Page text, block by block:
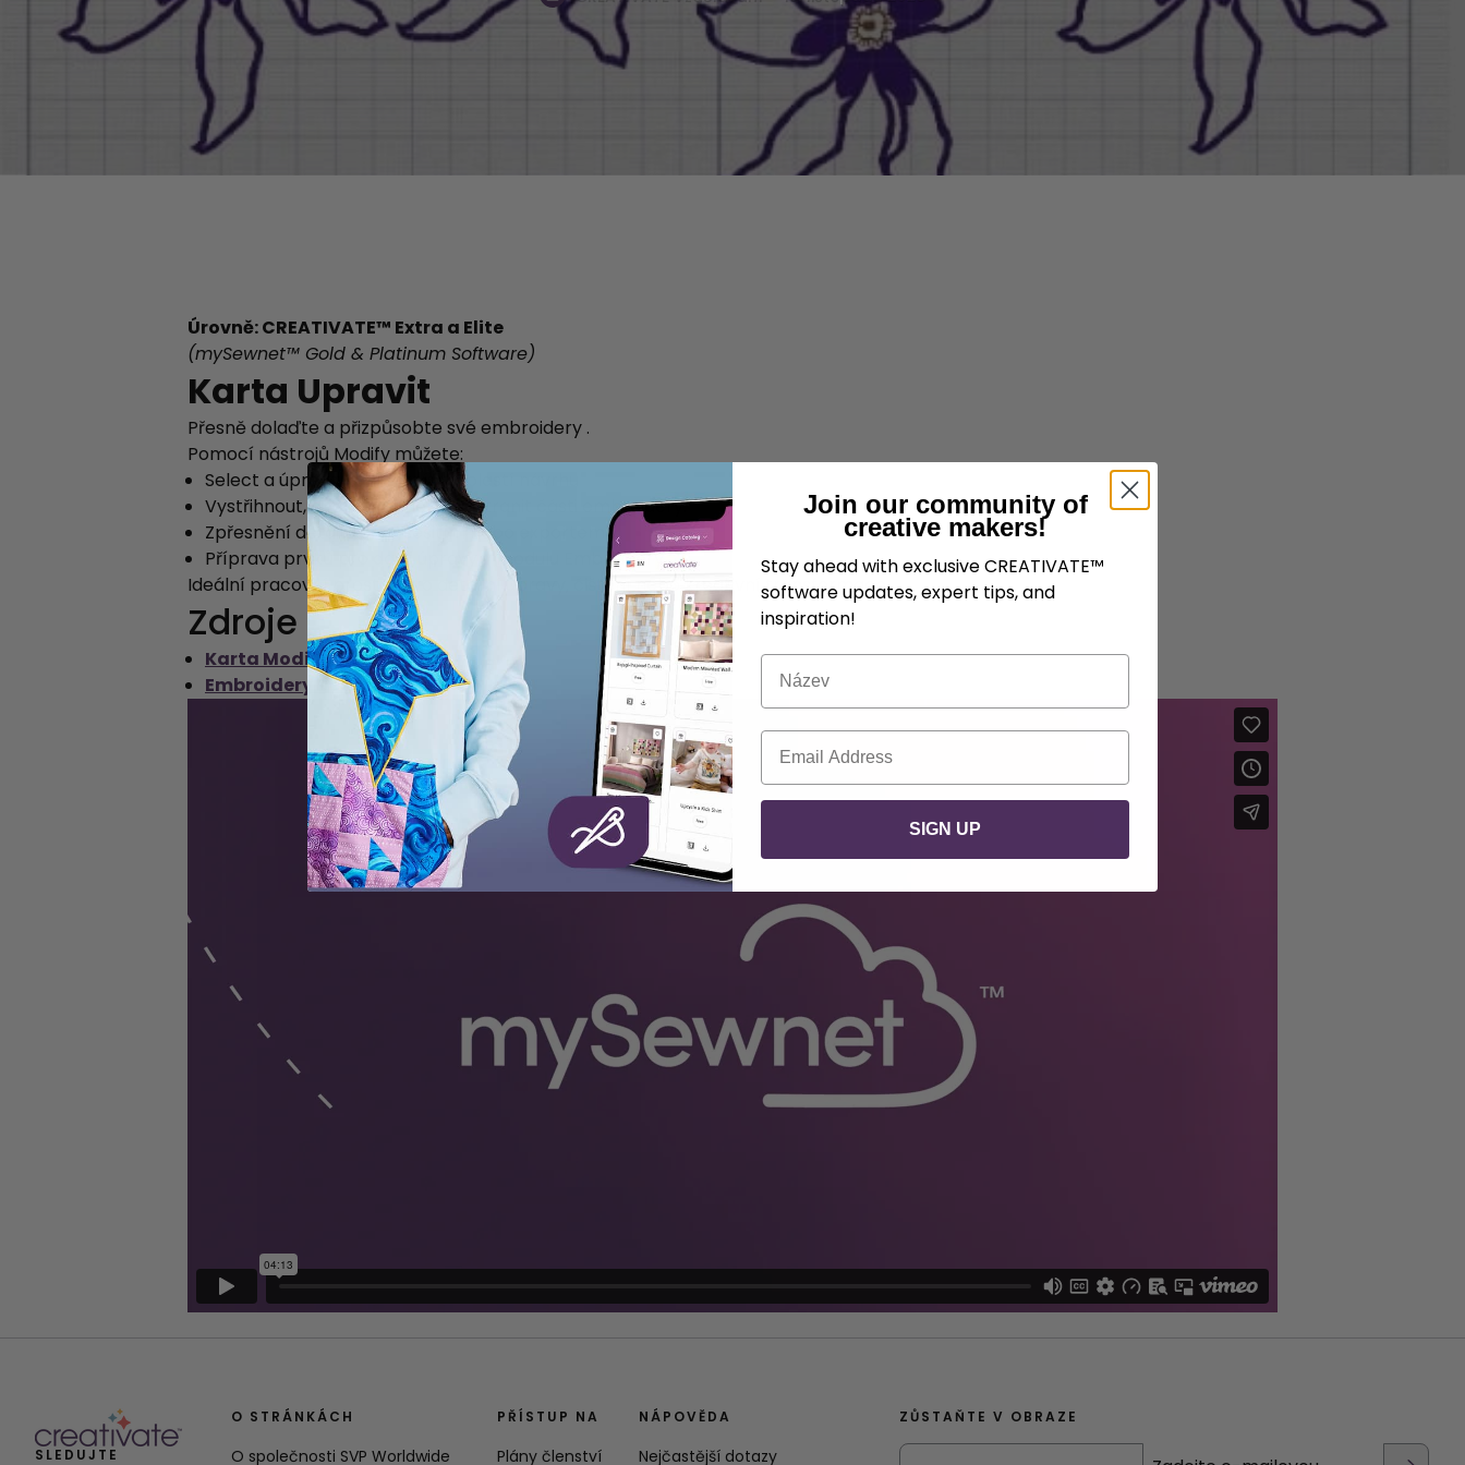
Úrovně: CREATIVATE™ Extra a Elite
(mySewnet™ Gold & Platinum Software)
Karta Upravit
Přesně dolaďte a přizpůsobte své embroidery .
Pomocí nástrojů Modify můžete:
Select a úprava konkrétních oblastí návrhu
Vystřihnout, duplikovat nebo odstranit části embroidery.
Zpřesnění detailů před sešitím nebo exportem
Příprava prvků pro další úpravy v modulu Embroidery
Ideální pracovní prostor pro detailní úpravy, čištění nebo kreativní transformace.
Zdroje
Karta Modify (PDF)
Embroidery Design
SLEDUJTE
O STRÁNKÁCH
O společnosti SVP Worldwide
PŘÍSTUP NA
Plány členství
NÁPOVĚDA
Nejčastější dotazy
ZŮSTAŇTE V OBRAZE
Join our community of
creative makers!
Stay ahead with exclusive CREATIVATE™
software updates, expert tips, and
inspiration!
Název
E-mail
SIGN UP